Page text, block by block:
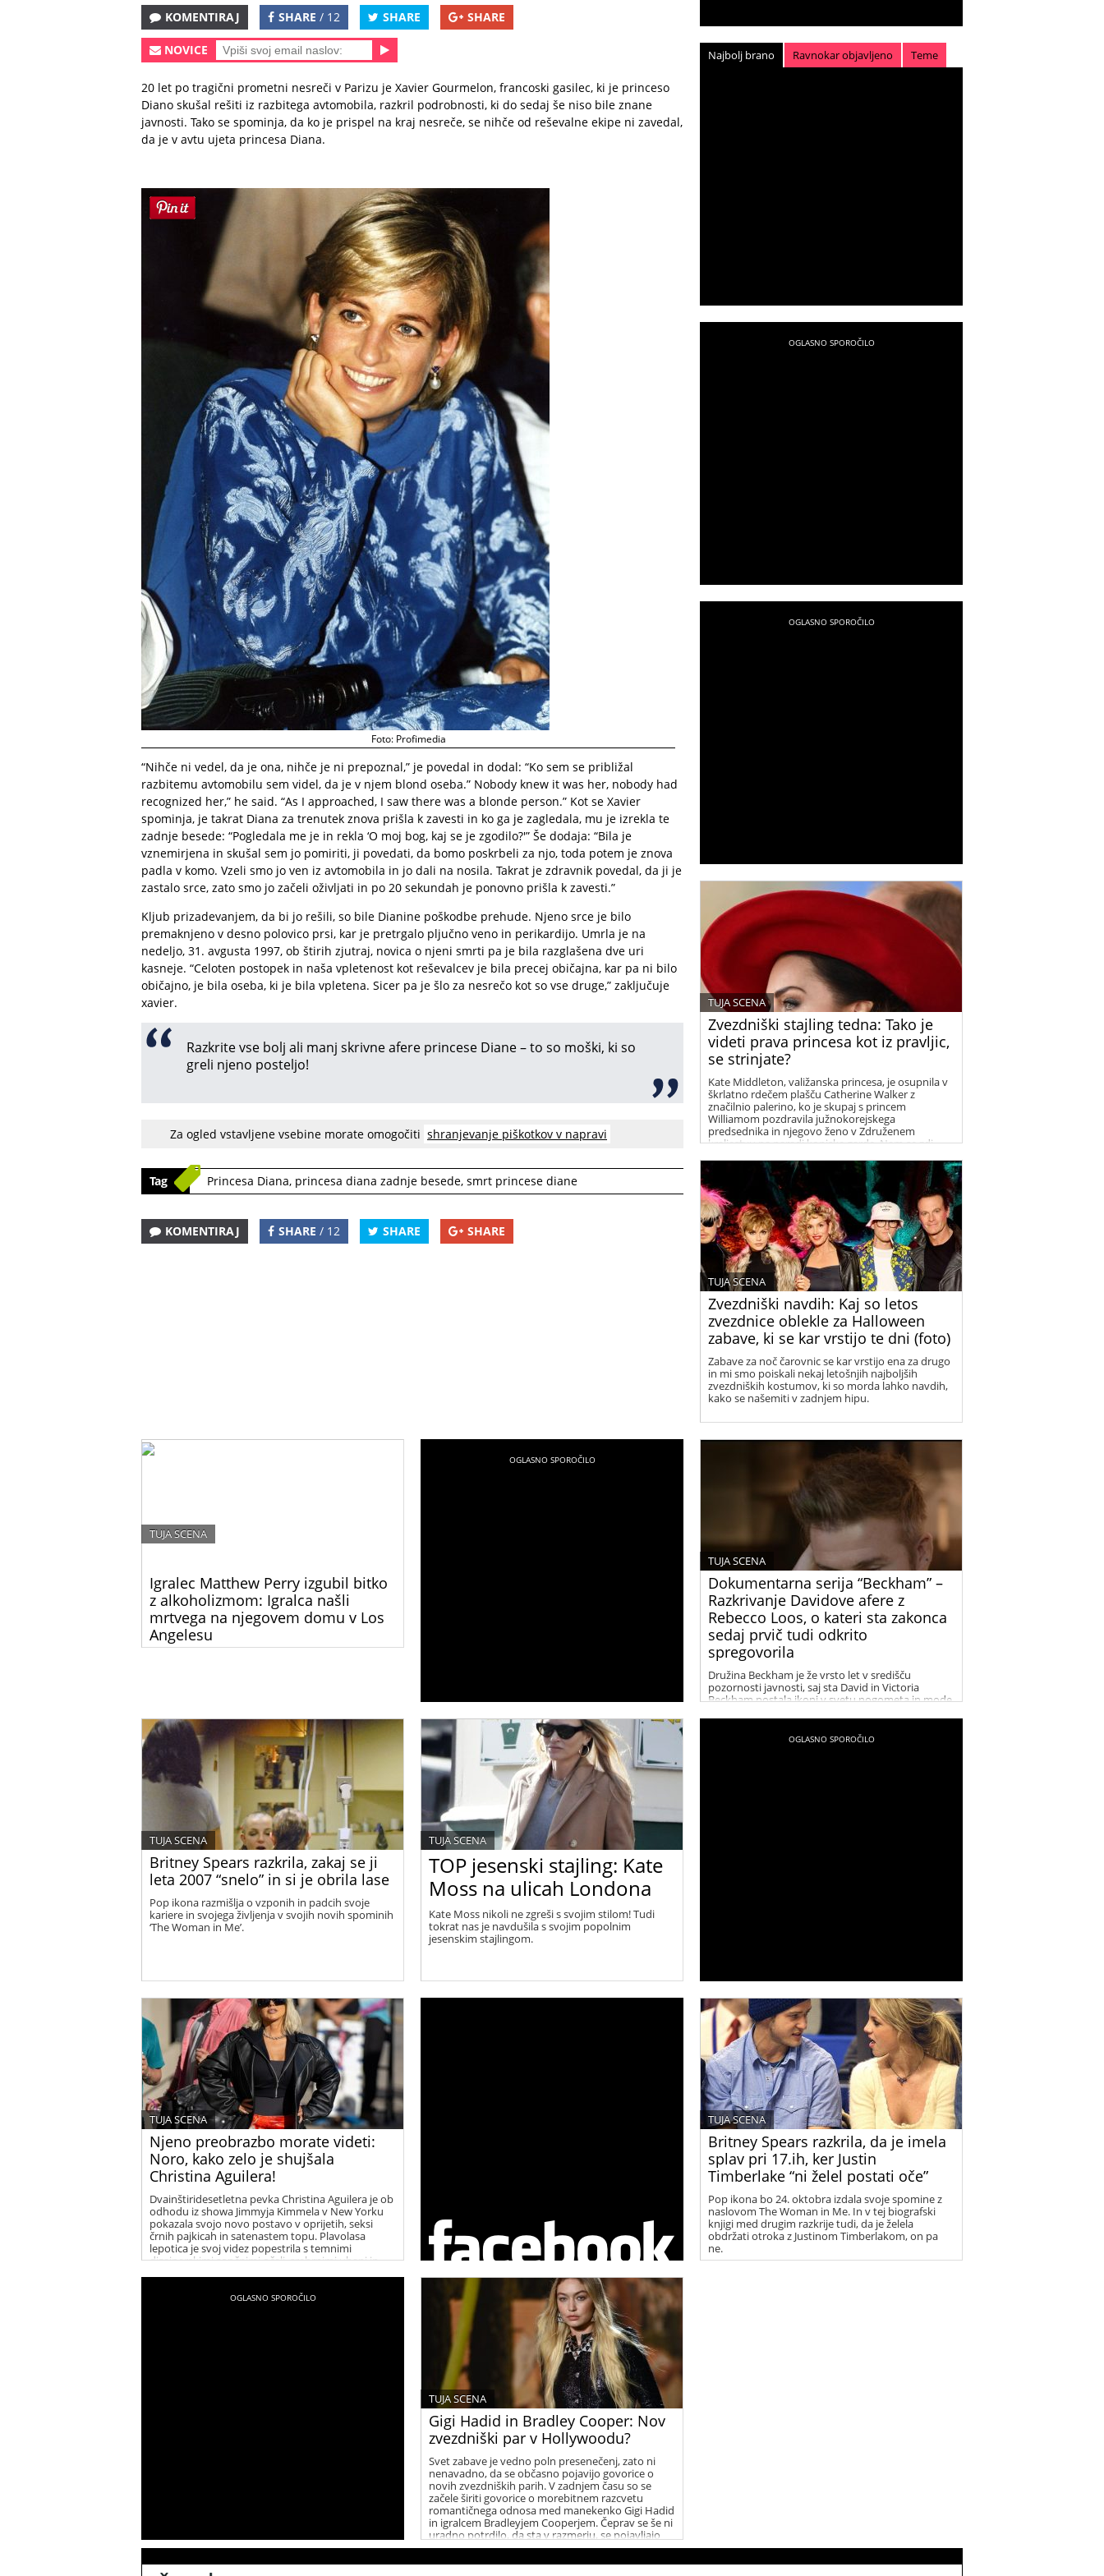
KOMENTIRAJ SHARE / 12 SHARE SHARE
NOVICE
20 let po tragični prometni nesreči v Parizu je Xavier Gourmelon, francoski gasilec, ki je princeso
Diano skušal rešiti iz razbitega avtomobila, razkril podrobnosti, ki do sedaj še niso bile znane
javnosti. Tako se spominja, da ko je prispel na kraj nesreče, se nihče od reševalne ekipe ni zavedal,
da je v avtu ujeta princesa Diana.
Foto: Profimedia
“Nihče ni vedel, da je ona, nihče je ni prepoznal,” je povedal in dodal: “Ko sem se približal
razbitemu avtomobilu sem videl, da je v njem blond oseba.” Nobody knew it was her, nobody had
recognized her,” he said. “As I approached, I saw there was a blonde person.” Kot se Xavier
spominja, je takrat Diana za trenutek znova prišla k zavesti in ko ga je zagledala, mu je izrekla te
zadnje besede: “Pogledala me je in rekla ‘O moj bog, kaj se je zgodilo?'” Še dodaja: “Bila je
vznemirjena in skušal sem jo pomiriti, ji povedati, da bomo poskrbeli za njo, toda potem je znova
padla v komo. Vzeli smo jo ven iz avtomobila in jo dali na nosila. Takrat je zdravnik povedal, da ji je
zastalo srce, zato smo jo začeli oživljati in po 20 sekundah je ponovno prišla k zavesti.”
Kljub prizadevanjem, da bi jo rešili, so bile Dianine poškodbe prehude. Njeno srce je bilo
premaknjeno v desno polovico prsi, kar je pretrgalo pljučno veno in perikardijo. Umrla je na
nedeljo, 31. avgusta 1997, ob štirih zjutraj, novica o njeni smrti pa je bila razglašena dve uri
kasneje. “Celoten postopek in naša vpletenost kot reševalcev je bila precej običajna, kar pa ni bilo
običajno, je bila oseba, ki je bila vpletena. Sicer pa je šlo za nesrečo kot so vse druge,” zaključuje
xavier.
Razkrite vse bolj ali manj skrivne afere princese Diane – to so moški, ki so
greli njeno posteljo!
Za ogled vstavljene vsebine morate omogočiti shranjevanje piškotkov v napravi
Tag Princesa Diana, princesa diana zadnje besede, smrt princese diane
KOMENTIRAJ SHARE / 12 SHARE SHARE
Najbolj brano Ravnokar objavljeno Teme
Zvezdniški stajling tedna: Tako je
videti prava princesa kot iz pravljic,
se strinjate?
TUJA SCENA
Kate Middleton, valižanska princesa, je osupnila v
škrlatno rdečem plašču Catherine Walker z
značilnio palerino, ko je skupaj s princem
Williamom pozdravila južnokorejskega
predsednika in njegovo ženo v Združenem
kraljestvu na paradi konjske garde. Nam se zdi
Zvezdniški navdih: Kaj so letos
zvezdnice oblekle za Halloween
zabave, ki se kar vrstijo te dni (foto)
TUJA SCENA
Zabave za noč čarovnic se kar vrstijo ena za drugo
in mi smo poiskali nekaj letošnjih najboljših
zvezdniških kostumov, ki so morda lahko navdih,
kako se našemiti v zadnjem hipu.
Igralec Matthew Perry izgubil bitko
z alkoholizmom: Igralca našli
mrtvega na njegovem domu v Los
Angelesu
TUJA SCENA
Dokumentarna serija “Beckham” –
Razkrivanje Davidove afere z
Rebecco Loos, o kateri sta zakonca
sedaj prvič tudi odkrito
spregovorila
TUJA SCENA
Družina Beckham je že vrsto let v središču
pozornosti javnosti, saj sta David in Victoria
Beckham postala ikoni v svetu nogometa in mode.
in špekulacije vse pogosteje zajeli tudi dogodki iz
Britney Spears razkrila, zakaj se ji
leta 2007 “snelo” in si je obrila lase
TUJA SCENA
Pop ikona razmišlja o vzponih in padcih svoje
kariere in svojega življenja v svojih novih spominih
‘The Woman in Me’.
TOP jesenski stajling: Kate
Moss na ulicah Londona
TUJA SCENA
Kate Moss nikoli ne zgreši s svojim stilom! Tudi
tokrat nas je navdušila s svojim popolnim
jesenskim stajlingom.
Njeno preobrazbo morate videti:
Noro, kako zelo je shujšala
Christina Aguilera!
TUJA SCENA
Dvainštiridesetletna pevka Christina Aguilera je ob
odhodu iz showa Jimmyja Kimmela v New Yorku
pokazala svojo novo postavo v oprijetih, seksi
črnih pajkicah in satenastem topu. Plavolasa
lepotica je svoj videz popestrila s temnimi
dizajnerskimi sončnimi očali, srebrnimi uhani in
se je dolga leta borila z odvečnimi kilogrami.
Britney Spears razkrila, da je imela
splav pri 17.ih, ker Justin
Timberlake “ni želel postati oče”
TUJA SCENA
Pop ikona bo 24. oktobra izdala svoje spomine z
naslovom The Woman in Me. In v tej biografski
knjigi med drugim razkrije tudi, da je želela
obdržati otroka z Justinom Timberlakom, on pa
ne.
Gigi Hadid in Bradley Cooper: Nov
zvezdniški par v Hollywoodu?
TUJA SCENA
Svet zabave je vedno poln presenečenj, zato ni
nenavadno, da se občasno pojavijo govorice o
novih zvezdniških parih. V zadnjem času so se
začele širiti govorice o morebitnem razcvetu
romantičnega odnosa med manekenko Gigi Hadid
in igralcem Bradleyjem Cooperjem. Čeprav se še ni
uradno potrdilo, da sta v razmerju, se pojavljajo
številni namigi, ki vzbujajo zanimanje med